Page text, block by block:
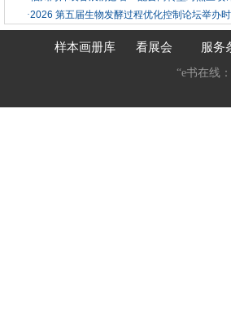
·2026 第五届生物发酵过程优化控制论坛举办
样本画册库 看展会 服务
“e书在线